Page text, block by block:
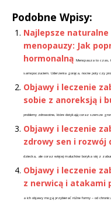
Podobne Wpisy:
Najlepsze
menopauzy: Jak
hormonalną Menopauza to czas,
samopoczuciem. Uderzenia gorąca, nocne poty czy
Objawy i leczenie
sobie z anoreksją i
problemy zdrowotne, które dotykają coraz szersze
Objawy i leczenie
zdrowy sen i rozwój
dziecka, ale coraz więcej maluchów boryka się z
Objawy i leczenie
z nerwicą i atakami
a ich objawy mogą przybierać różne formy – od